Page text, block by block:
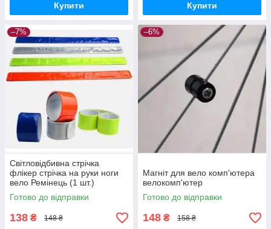
Купити Купити
–7%
Світловідбивна стрічка
флікер стрічка на руки ноги
вело Ремінець (1 шт.)
Готово до відправки
138 ₴ 148 ₴
–6%
Магніт для вело комп'ютера
велокомп'ютер
Готово до відправки
148 ₴ 158 ₴